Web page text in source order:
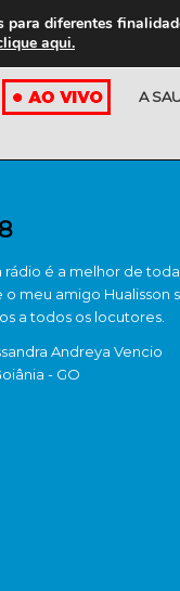
A
rádio é a melhor de
o meu amigo Hualisson
a todos os locutores.
Andreya Vencio
- GO
diferentes
aqui.